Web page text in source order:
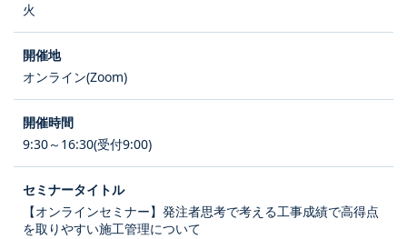
火
オンライン(Zoom)
9:30～16:30(受付9:00)
【オンラインセミナー】発注者思考で考える工事成績で高得点
を取りやすい施工管理について